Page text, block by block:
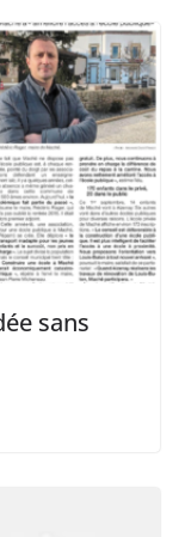
sans